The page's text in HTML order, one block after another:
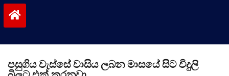
පසුගිය වැස්සේ වාසිය ලබන මාසයේ සිට විදුලි